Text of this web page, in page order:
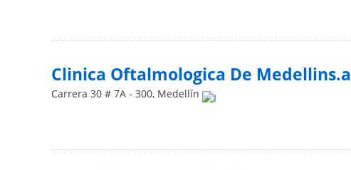
Clinica Oftalmologica De Medellins.a
Carrera 30 # 7A - 300, Medellín